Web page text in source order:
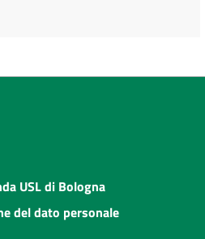
USL di Bologna
del dato personale